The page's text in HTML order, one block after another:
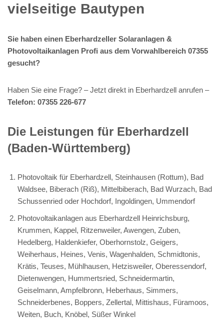
vielseitige Bautypen
Sie haben einen Eberhardzeller Solaranlagen &
Photovoltaikanlagen Profi aus dem Vorwahlbereich 07355
gesucht?
Haben Sie eine Frage? – Jetzt direkt in Eberhardzell anrufen –
Telefon: 07355 226-677
Die Leistungen für Eberhardzell
(Baden-Württemberg)
Photovoltaik für Eberhardzell, Steinhausen (Rottum), Bad
Waldsee, Biberach (Riß), Mittelbiberach, Bad Wurzach, Bad
Schussenried oder Hochdorf, Ingoldingen, Ummendorf
Photovoltaikanlagen aus Eberhardzell Heinrichsburg,
Krummen, Kappel, Ritzenweiler, Awengen, Zuben,
Hedelberg, Haldenkiefer, Oberhornstolz, Geigers,
Weiherhaus, Heines, Venis, Wagenhalden, Schmidtonis,
Krätis, Teuses, Mühlhausen, Hetzisweiler, Oberessendorf,
Dietenwengen, Hummertsried, Schneidermartin,
Geiselmann, Ampfelbronn, Heberhaus, Simmers,
Schneiderbenes, Boppers, Zellertal, Mittishaus, Füramoos,
Weiten, Buch, Knöbel, Süßer Winkel